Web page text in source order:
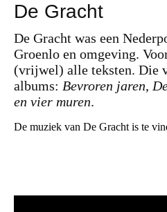
De Gracht
De Gracht was een
Groenlo en omgeving.
(vrijwel) alle teksten. Die
albums: Bevroren jaren,
en vier muren.
De muziek van De Gracht is te